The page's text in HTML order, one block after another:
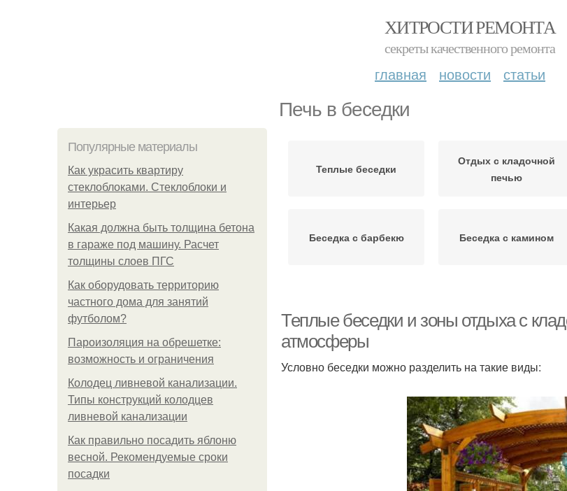
ХИТРОСТИ РЕМОНТА
секреты качественного ремонта
главная новости статьи
Печь в беседки
Популярные материалы
Как украсить квартиру
стеклоблоками. Стеклоблоки и
интерьер
Какая должна быть толщина бетона
в гараже под машину. Расчет
толщины слоев ПГС
Как оборудовать территорию
частного дома для занятий
футболом?
Пароизоляция на обрешетке:
возможность и ограничения
Колодец ливневой канализации.
Типы конструкций колодцев
ливневой канализации
Как правильно посадить яблоню
весной. Рекомендуемые сроки
посадки
Теплые беседки
Отдых с кладочной
печью
Беседка с барбекю Беседка с камином
Печи для теплых
Печь в теплых беседках
Теплые беседки и зоны отдыха с
атмосферы
Условно беседки можно разделить на такие виды: